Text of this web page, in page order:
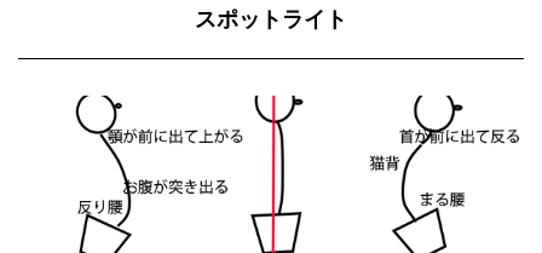
スポットライト